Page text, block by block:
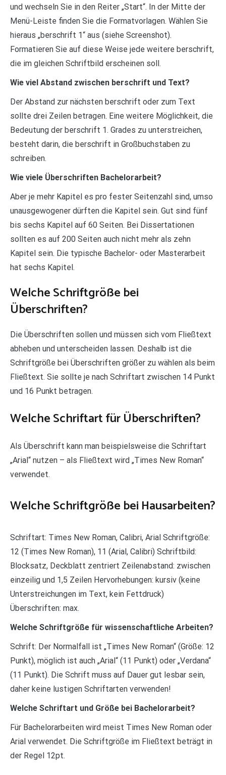
und wechseln Sie in den Reiter „Start“. In der Mitte der
Menü-Leiste finden Sie die Formatvorlagen. Wählen Sie
hieraus „berschrift 1“ aus (siehe Screenshot).
Formatieren Sie auf diese Weise jede weitere berschrift,
die im gleichen Schriftbild erscheinen soll.
Wie viel Abstand zwischen berschrift und Text?
Der Abstand zur nächsten berschrift oder zum Text
sollte drei Zeilen betragen. Eine weitere Möglichkeit, die
Bedeutung der berschrift 1. Grades zu unterstreichen,
besteht darin, die berschrift in Großbuchstaben zu
schreiben.
Wie viele Überschriften Bachelorarbeit?
Aber je mehr Kapitel es pro fester Seitenzahl sind, umso
unausgewogener dürften die Kapitel sein. Gut sind fünf
bis sechs Kapitel auf 60 Seiten. Bei Dissertationen
sollten es auf 200 Seiten auch nicht mehr als zehn
Kapitel sein. Die typische Bachelor- oder Masterarbeit
hat sechs Kapitel.
Welche Schriftgröße bei
Überschriften?
Die Überschriften sollen und müssen sich vom Fließtext
abheben und unterscheiden lassen. Deshalb ist die
Schriftgröße bei Überschriften größer zu wählen als beim
Fließtext. Sie sollte je nach Schriftart zwischen 14 Punkt
und 16 Punkt betragen.
Welche Schriftart für Überschriften?
Als Überschrift kann man beispielsweise die Schriftart
„Arial“ nutzen – als Fließtext wird „Times New Roman“
verwendet.
Welche Schriftgröße bei Hausarbeiten?
Schriftart: Times New Roman, Calibri, Arial Schriftgröße:
12 (Times New Roman), 11 (Arial, Calibri) Schriftbild:
Blocksatz, Deckblatt zentriert Zeilenabstand: zwischen
einzeilig und 1,5 Zeilen Hervorhebungen: kursiv (keine
Unterstreichungen im Text, kein Fettdruck)
Überschriften: max.
Welche Schriftgröße für wissenschaftliche Arbeiten?
Schrift: Der Normalfall ist „Times New Roman“ (Größe: 12
Punkt), möglich ist auch „Arial“ (11 Punkt) oder „Verdana“
(11 Punkt). Die Schrift muss auf Dauer gut lesbar sein,
daher keine lustigen Schriftarten verwenden!
Welche Schriftart und Größe bei Bachelorarbeit?
Für Bachelorarbeiten wird meist Times New Roman oder
Arial verwendet. Die Schriftgröße im Fließtext beträgt in
der Regel 12pt.